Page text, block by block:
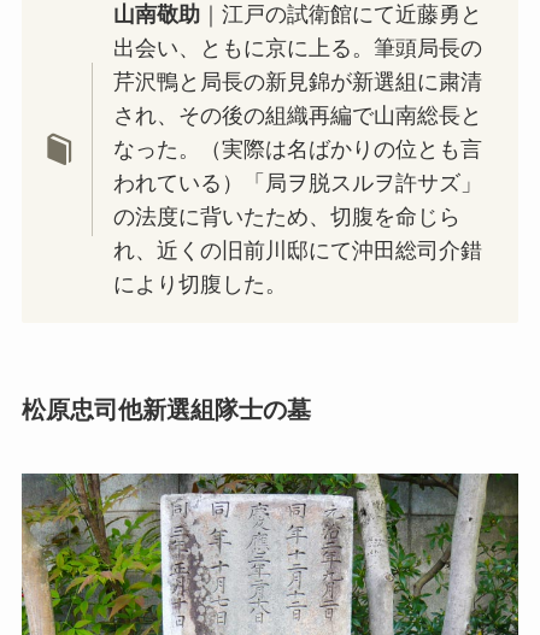
山南敬助 ｜江戸の試衛館にて近藤勇と
出会い、ともに京に上る。筆頭局長の
芹沢鴨と局長の新見錦が新選組に粛清
され、その後の組織再編で山南総長と
なった。（実際は名ばかりの位とも言
われている）「局ヲ脱スルヲ許サズ」
の法度に背いたため、切腹を命じら
れ、近くの旧前川邸にて沖田総司介錯
により切腹した。
松原忠司他新選組隊士の墓